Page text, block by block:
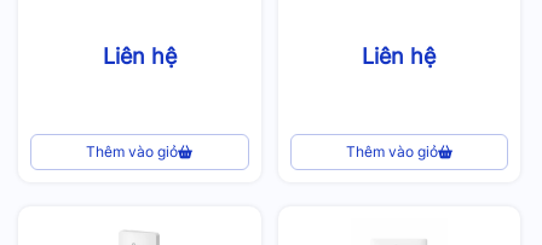
Liên hệ
Thêm vào giỏ
Liên hệ
Thêm vào giỏ